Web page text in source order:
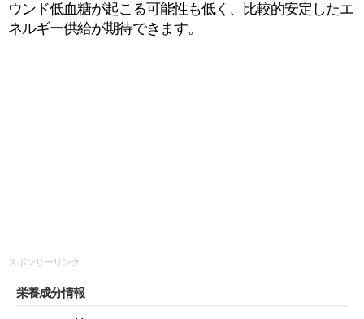
ウンド低血糖が起こる可能性も低く、比較的安定したエ
ネルギー供給が期待できます。
スポンサーリンク
栄養成分情報